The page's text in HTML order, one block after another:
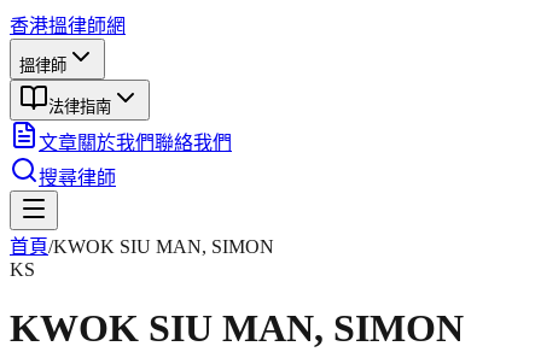
香港搵律師網
搵律師
法律指南
文章關於我們聯絡我們
搜尋律師
首頁/KWOK SIU MAN, SIMON
KS
KWOK SIU MAN, SIMON